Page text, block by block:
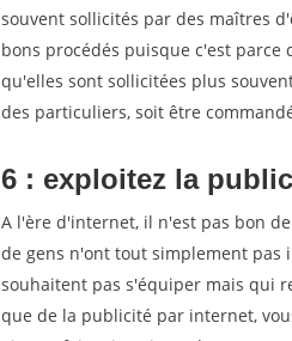
souvent sollicités par des maîtres
bons procédés puisque c'est
qu'elles sont sollicitées plus
des particuliers, soit être
6 : exploitez la
A l'ère d'internet, il n'est pas bon
de gens n'ont tout simplement pas
souhaitent pas s'équiper mais qui
que de la publicité par internet,